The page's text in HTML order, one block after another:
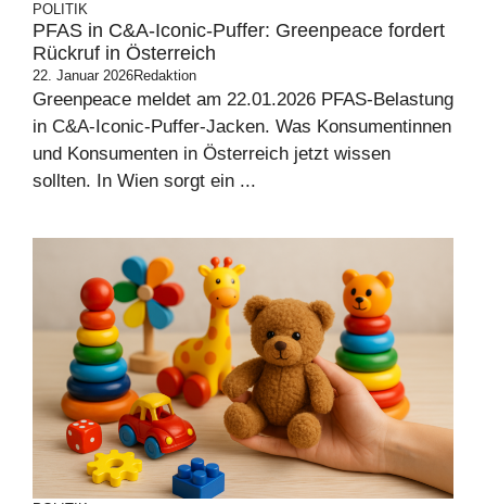
POLITIK
PFAS in C&A-Iconic-Puffer: Greenpeace fordert
Rückruf in Österreich
22. Januar 2026Redaktion
Greenpeace meldet am 22.01.2026 PFAS-Belastung
in C&A-Iconic-Puffer-Jacken. Was Konsumentinnen
und Konsumenten in Österreich jetzt wissen
sollten. In Wien sorgt ein ...